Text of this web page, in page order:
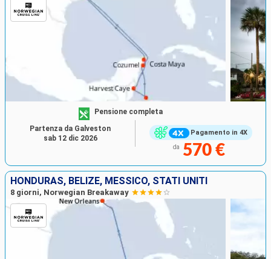
Pagamento in 4X
Pensione completa
da 570 €
Partenza da Galveston
sab 12 dic 2026
HONDURAS, BELIZE, MESSICO, STATI UNITI
8 giorni, Norwegian Breakaway